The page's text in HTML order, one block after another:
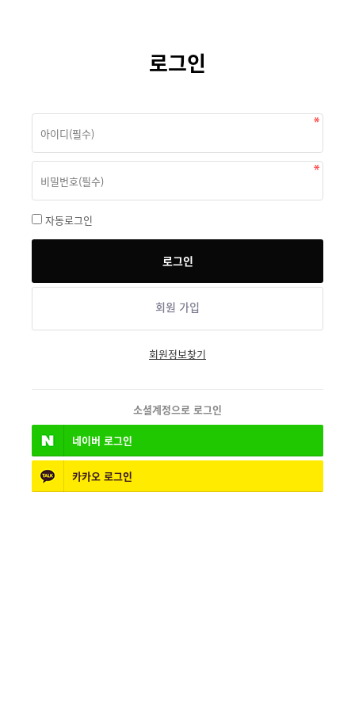
로그인
자동로그인
회원 가입
회원정보찾기
소셜계정으로 로그인
네이버 로그인
카카오 로그인